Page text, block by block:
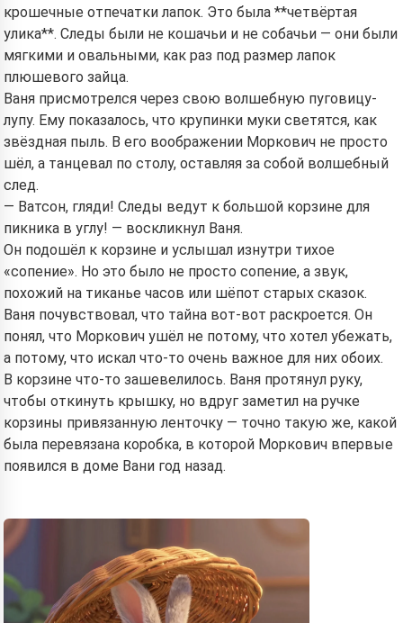
крошечные отпечатки лапок. Это была **четвёртая
улика**. Следы были не кошачьи и не собачьи — они были
мягкими и овальными, как раз под размер лапок
плюшевого зайца.
Ваня присмотрелся через свою волшебную пуговицу-
лупу. Ему показалось, что крупинки муки светятся, как
звёздная пыль. В его воображении Моркович не просто
шёл, а танцевал по столу, оставляя за собой волшебный
след.
— Ватсон, гляди! Следы ведут к большой корзине для
пикника в углу! — воскликнул Ваня.
Он подошёл к корзине и услышал изнутри тихое
«сопение». Но это было не просто сопение, а звук,
похожий на тиканье часов или шёпот старых сказок.
Ваня почувствовал, что тайна вот-вот раскроется. Он
понял, что Моркович ушёл не потому, что хотел убежать,
а потому, что искал что-то очень важное для них обоих.
В корзине что-то зашевелилось. Ваня протянул руку,
чтобы откинуть крышку, но вдруг заметил на ручке
корзины привязанную ленточку — точно такую же, какой
была перевязана коробка, в которой Моркович впервые
появился в доме Вани год назад.